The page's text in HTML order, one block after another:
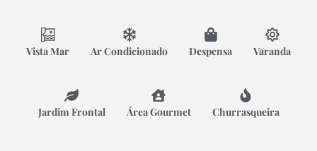
Vista Mar Ar Condicionado Despensa Varanda
Jardim Frontal Área Gourmet Churrasqueira